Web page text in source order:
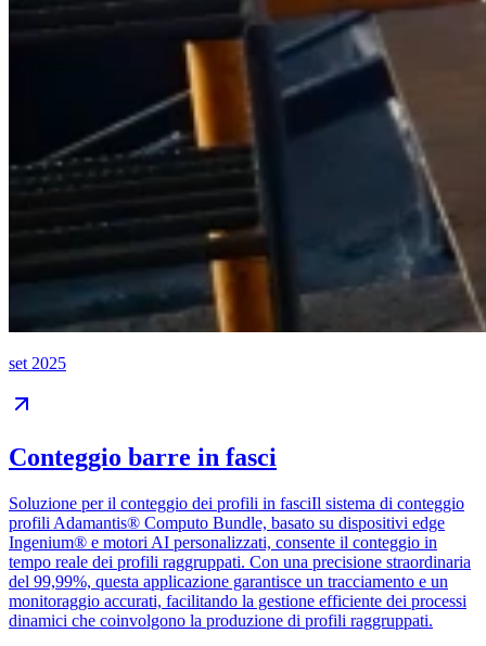
set 2025
Conteggio barre in fasci
Soluzione per il conteggio dei profili in fasciIl sistema di conteggio
profili Adamantis® Computo Bundle, basato su dispositivi edge
Ingenium® e motori AI personalizzati, consente il conteggio in
tempo reale dei profili raggruppati. Con una precisione straordinaria
del 99,99%, questa applicazione garantisce un tracciamento e un
monitoraggio accurati, facilitando la gestione efficiente dei processi
dinamici che coinvolgono la produzione di profili raggruppati.